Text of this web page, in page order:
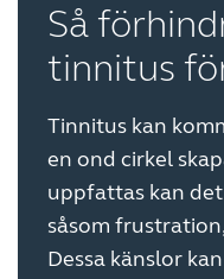
Så
tinnitus
Tinnitus kan
en ond cirkel
uppfattas kan
såsom
Dessa känslor